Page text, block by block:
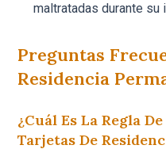
maltratadas durante su
Preguntas
Residencia
¿Cuál Es La Regla
Tarjetas De